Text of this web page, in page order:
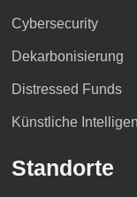
Cybersecurity
Dekarbonisierung
Distressed Funds
Künstliche
Standorte